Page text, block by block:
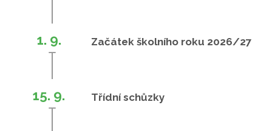
1. 9. Začátek školního roku 2026/27
15. 9. Třídní schůzky